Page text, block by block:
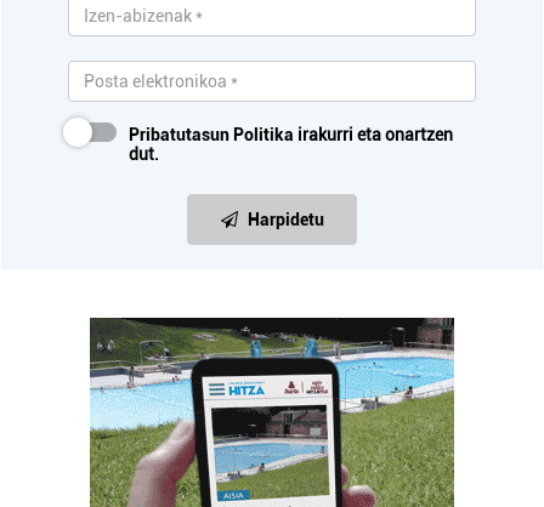
Pribatutasun Politika irakurri eta onartzen
dut.
Harpidetu